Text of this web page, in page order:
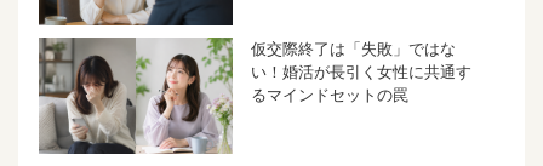
仮交際終了は「失敗」ではな
い！婚活が長引く女性に共通す
るマインドセットの罠